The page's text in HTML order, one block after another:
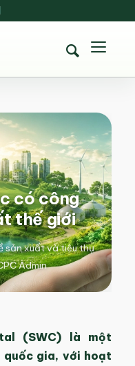
có công
thế giới
sản xuất và tiêu thụ
Admin
(SWC) là một
quốc gia, với hoạt